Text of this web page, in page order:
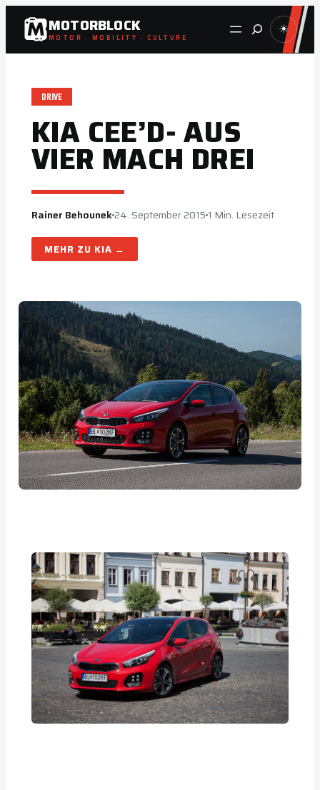
Zum
Inhalt
springen
MOTORBLOCK
MOTOR · MOBILITY · CULTURE Suche ☀
DRIVE
KIA CEE’D- AUS
VIER MACH DREI
Rainer Behounek24. September 2015 1 Min. Lesezeit
KIA